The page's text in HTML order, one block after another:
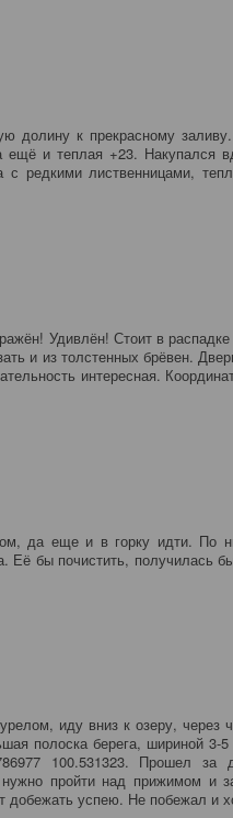
долину к прекрасному
и теплая +23. Накупался
с редкими лиственницами,
Удивлён! Стоит в распадке
и из толстенных брёвен.
интересная.
да еще и в горку идти. По
Её бы почистить, получилась
иду вниз к озеру, через
полоска берега, шириной 3-
100.531323. Прошел
пройти над прижимом и
добежать успею. Не побежал и